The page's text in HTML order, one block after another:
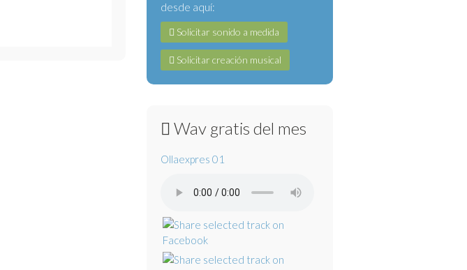
desde aquí:
Solicitar sonido a medida
Solicitar creación musical
Wav gratis del mes
Ollaexpres 01